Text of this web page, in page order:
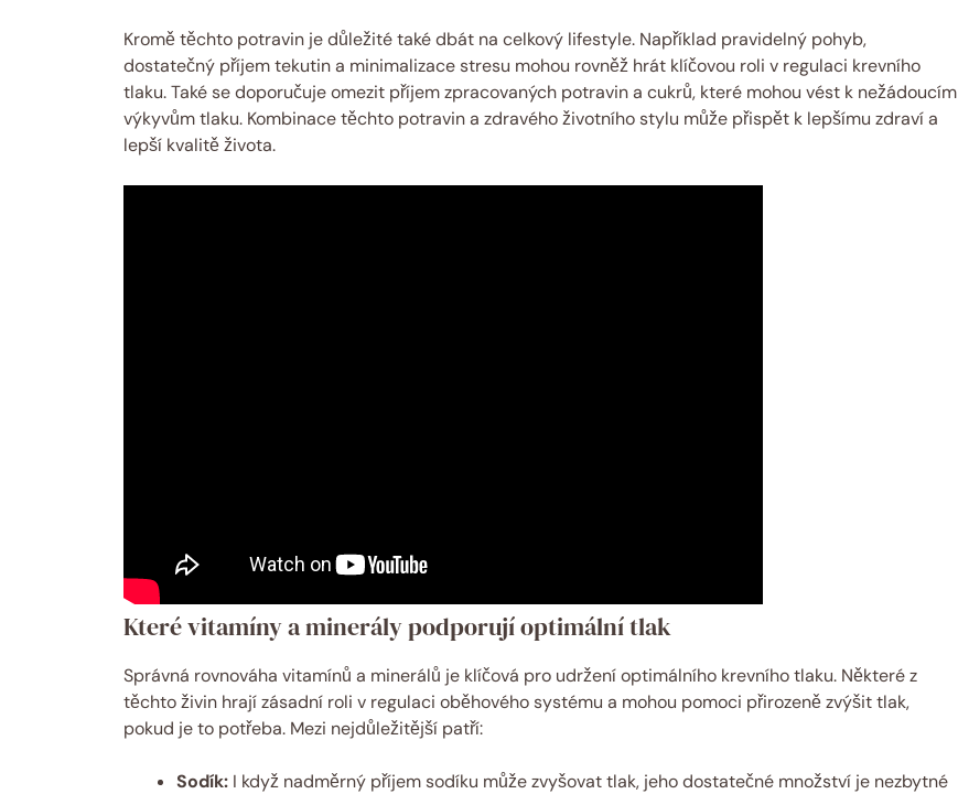
Kromě těchto potravin je důležité také dbát na celkový lifestyle. Například pravidelný pohyb,
dostatečný příjem tekutin a minimalizace stresu mohou rovněž hrát klíčovou roli v regulaci krevního
tlaku. Také se doporučuje omezit příjem zpracovaných potravin a cukrů, které mohou vést k nežádoucím
výkyvům tlaku. Kombinace těchto potravin a zdravého životního stylu může přispět k lepšímu zdraví a
lepší kvalitě života.
Které vitamíny a minerály podporují optimální tlak
Správná rovnováha vitamínů a minerálů je klíčová pro udržení optimálního krevního tlaku. Některé z
těchto živin hrají zásadní roli v regulaci oběhového systému a mohou pomoci přirozeně zvýšit tlak,
pokud je to potřeba. Mezi nejdůležitější patří:
Sodík: I když nadměrný příjem sodíku může zvyšovat tlak, jeho dostatečné množství je nezbytné